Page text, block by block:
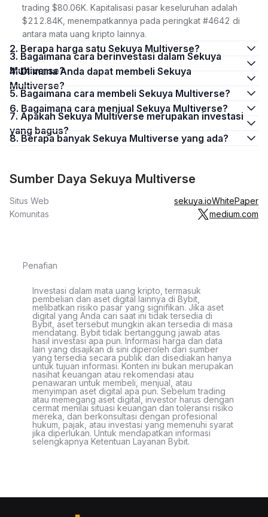
trading $80.06K. Kapitalisasi pasar keseluruhan adalah
$212.84K, menempatkannya pada peringkat #4642 di
antara mata uang kripto lainnya.
2. Berapa harga satu Sekuya Multiverse?
3. Bagaimana cara berinvestasi dalam Sekuya
Multiverse?
4. Di mana Anda dapat membeli Sekuya
Multiverse?
5. Bagaimana cara membeli Sekuya Multiverse?
6. Bagaimana cara menjual Sekuya Multiverse?
7. Apakah Sekuya Multiverse merupakan investasi
yang bagus?
8. Berapa banyak Sekuya Multiverse yang ada?
Sumber Daya Sekuya Multiverse
Situs Web sekuya.ioWhitePaper
Komunitas
medium.com
Penafian
Investasi dalam mata uang kripto, termasuk
pembelian dan aset digital lainnya di Bybit,
melibatkan risiko pasar yang signifikan. Jika aset
digital yang Anda cari saat ini tidak tersedia di
Bybit, aset tersebut mungkin akan tersedia di masa
mendatang. Bybit tidak bertanggung jawab atas
hasil investasi apa pun. Informasi harga dan data
lain yang disajikan di sini diperoleh dari sumber
yang tersedia secara publik dan disediakan hanya
untuk tujuan informasi. Konten ini bukan merupakan
nasihat keuangan atau rekomendasi atau
penawaran untuk membeli, menjual, atau
menyimpan aset digital apa pun. Sebelum trading
atau memegang aset digital, investor harus dengan
cermat menilai situasi keuangan dan toleransi risiko
mereka, dan berkonsultasi dengan profesional
hukum, pajak, atau investasi yang memenuhi syarat
jika diperlukan. Untuk mendapatkan informasi
selengkapnya Ketentuan Layanan Bybit.